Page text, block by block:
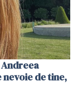
nevoie de tine,